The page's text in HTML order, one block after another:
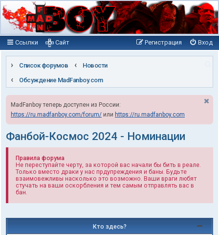
Ссылки Вход
Регистрация
Сайт
Список форумов
Новости
Обсуждение MadFanboy.com
MadFanboy теперь доступен из России:
https://ru.madfanboy.com/forum/ или https://ru.madfanboy.com
Фанбой-Космос 2024 - Номинации
Правила форума
Не переступайте черту, за которой вас начали бы бить в реале.
Только вместо драки у нас прдупреждения и баны. Будьте
взаимовежливы насколько это возможно. Ваши враги любят
стучать на ваши оскорбления и тем самым отправлять вас в
бан.
Кто здесь?